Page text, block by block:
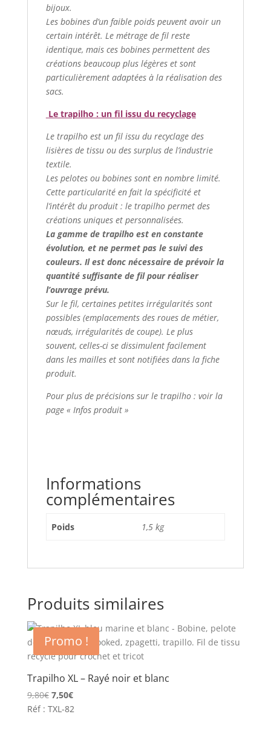
bijoux.
Les bobines d’un faible poids peuvent avoir un
certain intérêt. Le métrage de fil reste
identique, mais ces bobines permettent des
créations beaucoup plus légères et sont
particulièrement adaptées à la réalisation des
sacs.
Le trapilho : un fil issu du recyclage
Le trapilho est un fil issu du recyclage des
lisières de tissu ou des surplus de l’industrie
textile.
Les pelotes ou bobines sont en nombre limité.
Cette particularité en fait la spécificité et
l’intérêt du produit : le trapilho permet des
créations uniques et personnalisées.
La gamme de trapilho est en constante
évolution, et ne permet pas le suivi des
couleurs. Il est donc nécessaire de prévoir la
quantité suffisante de fil pour réaliser
l’ouvrage prévu.
Sur le fil, certaines petites irrégularités sont
possibles (emplacements des roues de métier,
nœuds, irrégularités de coupe). Le plus
souvent, celles-ci se dissimulent facilement
dans les mailles et sont notifiées dans la fiche
produit.
Pour plus de précisions sur le trapilho : voir la
page « Infos produit »
Informations
complémentaires
Poids 1,5 kg
Produits similaires
Promo !
Trapilho XL – Rayé noir et blanc
9,80€ Le
prix
7,50€Le
prix
Réf : TXL-82